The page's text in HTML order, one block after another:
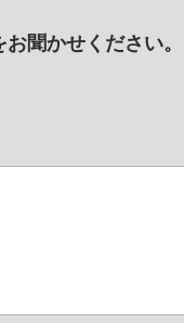
お聞かせください。